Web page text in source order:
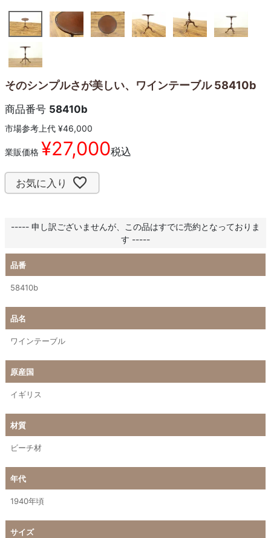
そのシンプルさが美しい、ワインテーブル 58410b
商品番号 58410b
市場参考上代 ¥46,000
業販価格 ¥27,000税込
お気に入り
----- 申し訳ございませんが、この品はすでに売約となっておりま
す -----
品番
58410b
品名
ワインテーブル
原産国
イギリス
材質
ビーチ材
年代
1940年頃
サイズ